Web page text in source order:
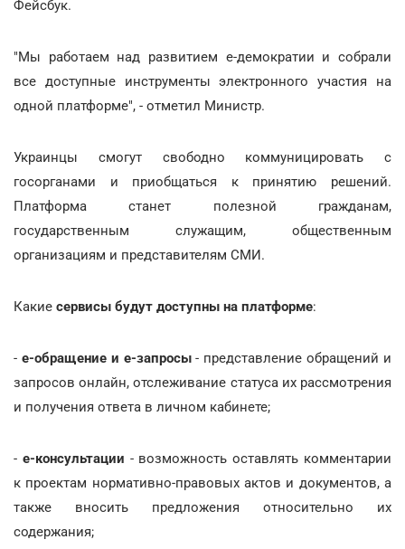
Фейсбук.
"Мы работаем над развитием е-демократии и собрали
все доступные инструменты электронного участия на
одной платформе", - отметил Министр.
Украинцы смогут свободно коммуницировать с
госорганами и приобщаться к принятию решений.
Платформа станет полезной гражданам,
государственным служащим, общественным
организациям и представителям СМИ.
Какие сервисы будут доступны на платформе:
- e-обращение и е-запросы- представление обращений и
запросов онлайн, отслеживание статуса их рассмотрения
и получения ответа в личном кабинете;
- е-консультации - возможность оставлять комментарии
к проектам нормативно-правовых актов и документов, а
также вносить предложения относительно их
содержания;